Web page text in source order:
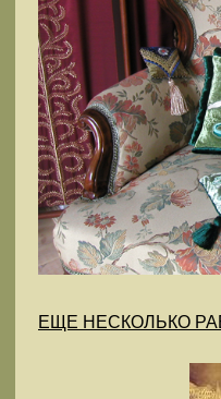
ЕЩЕ НЕСКОЛЬКО